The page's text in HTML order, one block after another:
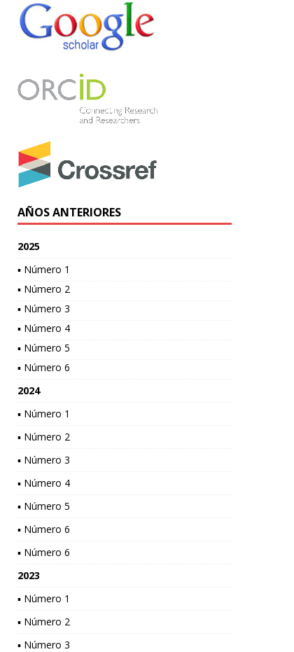
AÑOS ANTERIORES
2025
▪ Número 1
▪ Número 2
▪ Número 3
▪ Número 4
▪ Número 5
▪ Número 6
2024
▪ Número 1
▪ Número 2
▪ Número 3
▪ Número 4
▪ Número 5
▪ Número 6
▪ Número 6
2023
▪ Número 1
▪ Número 2
▪ Número 3